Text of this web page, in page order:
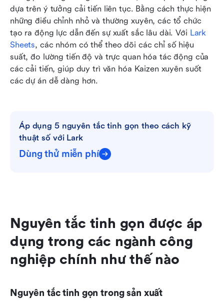
dựa trên ý tưởng cải tiến liên tục. Bằng cách thực hiện
những điều chỉnh nhỏ và thường xuyên, các tổ chức
tạo ra động lực dẫn đến sự xuất sắc lâu dài. Với Lark
Sheets, các nhóm có thể theo dõi các chỉ số hiệu
suất, đo lường tiến độ và trực quan hóa tác động của
các cải tiến, giúp duy trì văn hóa Kaizen xuyên suốt
các dự án dễ dàng hơn.
Áp dụng 5 nguyên tắc tinh gọn theo cách kỹ
thuật số với Lark
Dùng thử miễn phí
Nguyên tắc tinh gọn được áp
dụng trong các ngành công
nghiệp chính như thế nào
Nguyên tắc tinh gọn trong sản xuất